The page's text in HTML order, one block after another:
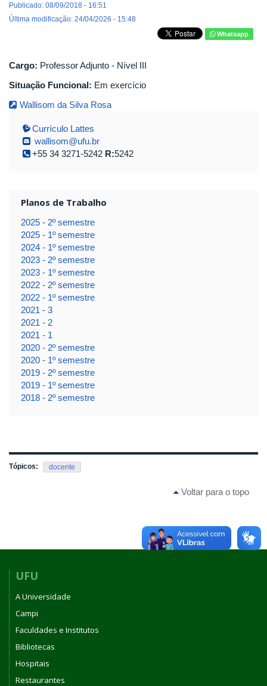
Publicado: 08/09/2018 - 16:51
Última modificação: 24/04/2026 - 15:48
Whatsapp
Cargo: Professor Adjunto - Nível III
Situação Funcional: Em exercício
Wallisom da Silva Rosa
Currículo Lattes
wallisom@ufu.br
+55 34 3271-5242 R:5242
Planos de Trabalho
2025 - 2º semestre
2025 - 1º semestre
2024 - 1º semestre
2023 - 2º semestre
2023 - 1º semestre
2022 - 2º semestre
2022 - 1º semestre
2021 - 3
2021 - 2
2021 - 1
2020 - 2º semestre
2020 - 1º semestre
2019 - 2º semestre
2019 - 1º semestre
2018 - 2º semestre
Tópicos: docente
Voltar para o topo
UFU
A Universidade
Campi
Faculdades e Institutos
Bibliotecas
Hospitais
Restaurantes